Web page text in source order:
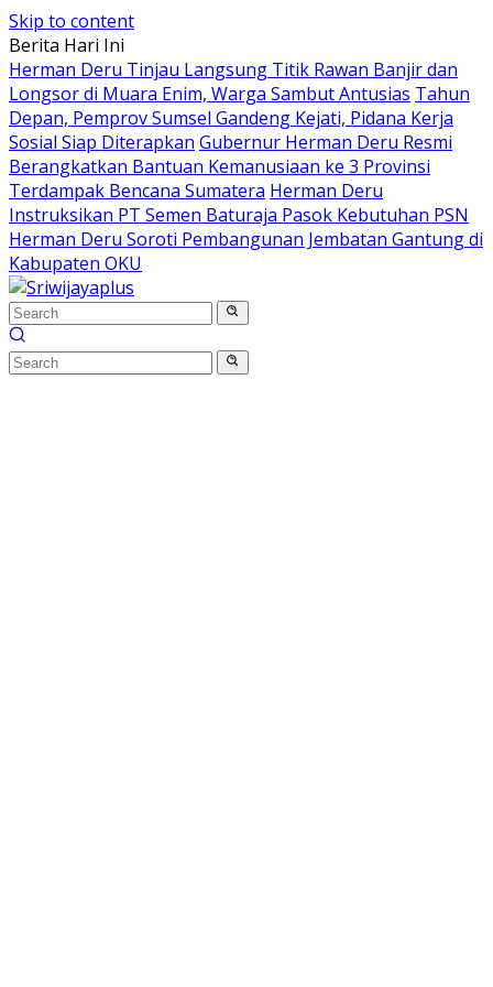
Skip to content
Berita Hari Ini
Herman Deru Tinjau Langsung Titik Rawan Banjir dan
Longsor di Muara Enim, Warga Sambut Antusias Tahun
Depan, Pemprov Sumsel Gandeng Kejati, Pidana Kerja
Sosial Siap Diterapkan Gubernur Herman Deru Resmi
Berangkatkan Bantuan Kemanusiaan ke 3 Provinsi
Terdampak Bencana Sumatera Herman Deru
Instruksikan PT Semen Baturaja Pasok Kebutuhan PSN
Herman Deru Soroti Pembangunan Jembatan Gantung di
Kabupaten OKU